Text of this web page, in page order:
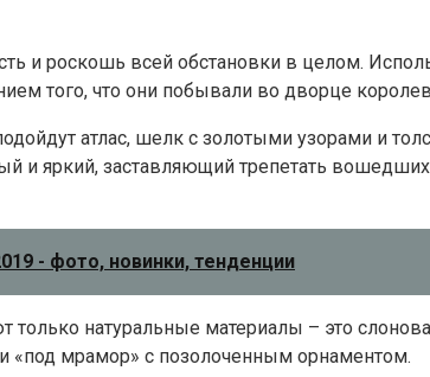
и роскошь всей обстановки в целом.
того, что они побывали во дворце
атлас, шелк с золотыми узорами и
и яркий, заставляющий трепетать
- фото, новинки, тенденции
натуральные материалы – это
мрамор» с позолоченным орнаментом.